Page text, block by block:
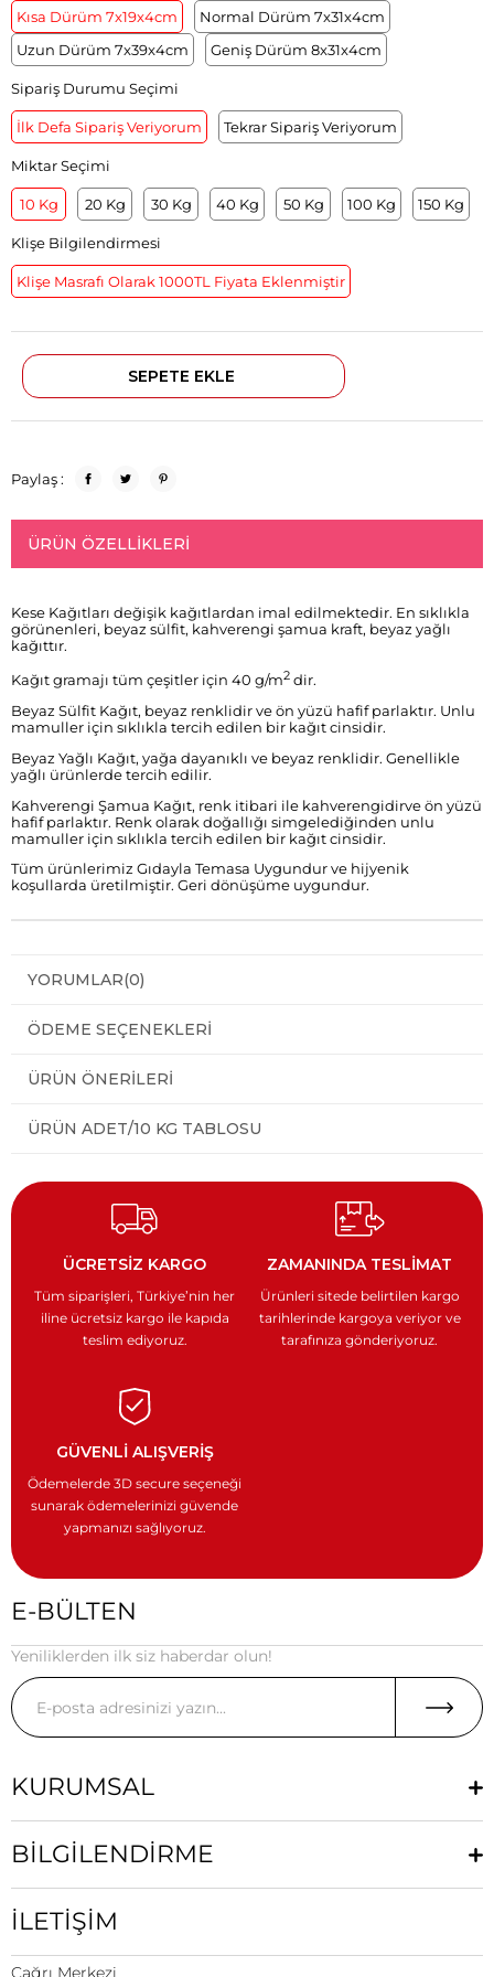
Kısa Dürüm 7x19x4cm
Normal Dürüm 7x31x4cm
Uzun Dürüm 7x39x4cm
Geniş Dürüm 8x31x4cm
Sipariş Durumu Seçimi
İlk Defa Sipariş Veriyorum Tekrar Sipariş Veriyorum
Miktar Seçimi
10 Kg 20 Kg 30 Kg 40 Kg 50 Kg 100 Kg 150 Kg
Klişe Bilgilendirmesi
Klişe Masrafı Olarak 1000TL Fiyata Eklenmiştir
Paylaş :
ÜRÜN ÖZELLIKLERI
Kese Kağıtları değişik kağıtlardan imal edilmektedir. En sıklıkla
görünenleri, beyaz sülfit, kahverengi şamua kraft, beyaz yağlı
kağıttır.
Kağıt gramajı tüm çeşitler için 40 g/m2 dir.
Beyaz Sülfit Kağıt, beyaz renklidir ve ön yüzü hafif parlaktır. Unlu
mamuller için sıklıkla tercih edilen bir kağıt cinsidir.
Beyaz Yağlı Kağıt, yağa dayanıklı ve beyaz renklidir. Genellikle
yağlı ürünlerde tercih edilir.
Kahverengi Şamua Kağıt, renk itibari ile kahverengidirve ön yüzü
hafif parlaktır. Renk olarak doğallığı simgelediğinden unlu
mamuller için sıklıkla tercih edilen bir kağıt cinsidir.
Tüm ürünlerimiz Gıdayla Temasa Uygundur ve hijyenik
koşullarda üretilmiştir. Geri dönüşüme uygundur.
YORUMLAR(0)
ÖDEME SEÇENEKLERI
ÜRÜN ÖNERILERI
ÜRÜN ADET/10 KG TABLOSU
ÜCRETSİZ KARGO
Tüm siparişleri, Türkiye’nin her
iline ücretsiz kargo ilekapıda
teslim ediyoruz.
ZAMANINDA TESLİMAT
Ürünleri sitede belirtilen kargo
tarihlerinde kargoya veriyorve
tarafınıza gönderiyoruz.
GÜVENLİ ALIŞVERİŞ
Ödemelerde 3D secure seçeneği
sunarak ödemelerinizi güvende
yapmanızı sağlıyoruz.
E-BÜLTEN
Yeniliklerden ilk siz haberdar olun!
KURUMSAL
BİLGİLENDİRME
İLETİŞİM
Çağrı Merkezi